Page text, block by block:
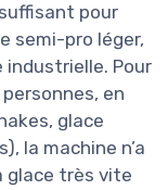
pour
semi-pro léger,
industrielle. Pour
en
glace
la machine n’a
glace très vite